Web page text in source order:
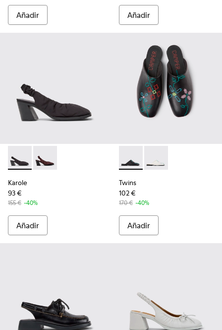
Añadir Añadir
Karole - K201844-001 - Zapatos semiabiertos de tejido
Karole - K201844-003 - Zapatos semiabiertos de
Karole
93 €
155 € -40%
Añadir
Twins - K201750-001 -
Twins - K201750-
Twins
102 €
170 € -40%
Añadir